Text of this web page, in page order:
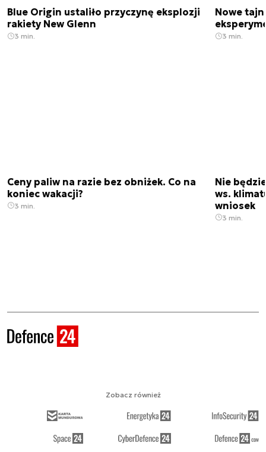
Blue Origin ustaliło przyczynę eksplozji
rakiety New Glenn
3 min.
Nowe
3 min.
Ceny paliw na razie bez obniżek. Co na
koniec wakacji?
3 min.
Nie
ws.
wniosek
3 min.
Zobacz również